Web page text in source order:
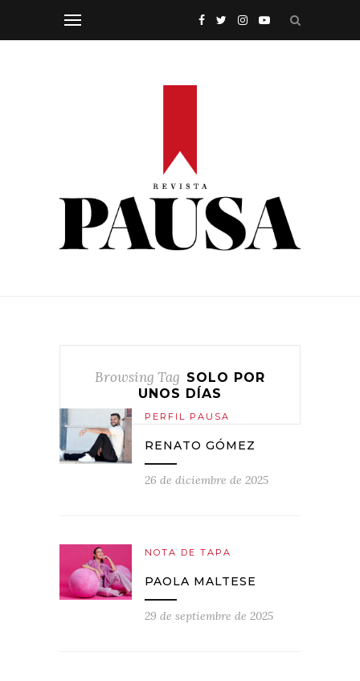
Browsing Tag SOLO POR
UNOS DÍAS
PERFIL PAUSA
RENATO GÓMEZ
26 de diciembre de 2025
NOTA DE TAPA
PAOLA MALTESE
29 de septiembre de 2025